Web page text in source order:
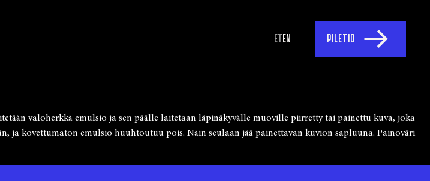
ETEN PILETID
valoherkkä emulsio ja sen päälle laitetaan läpinäkyvälle muoville piirretty tai painettu kuva, joka
ja kovettumaton emulsio huuhtoutuu pois. Näin seulaan jää painettavan kuvion sapluuna. Painoväri